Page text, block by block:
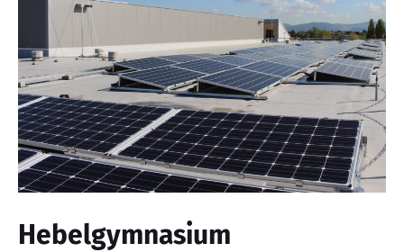
Hebelgymnasium